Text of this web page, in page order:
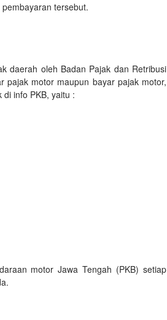
tersebut.
daerah oleh Badan Pajak dan Retribusi
pajak motor maupun bayar pajak motor,
info PKB, yaitu :
motor Jawa Tengah (PKB) setiap